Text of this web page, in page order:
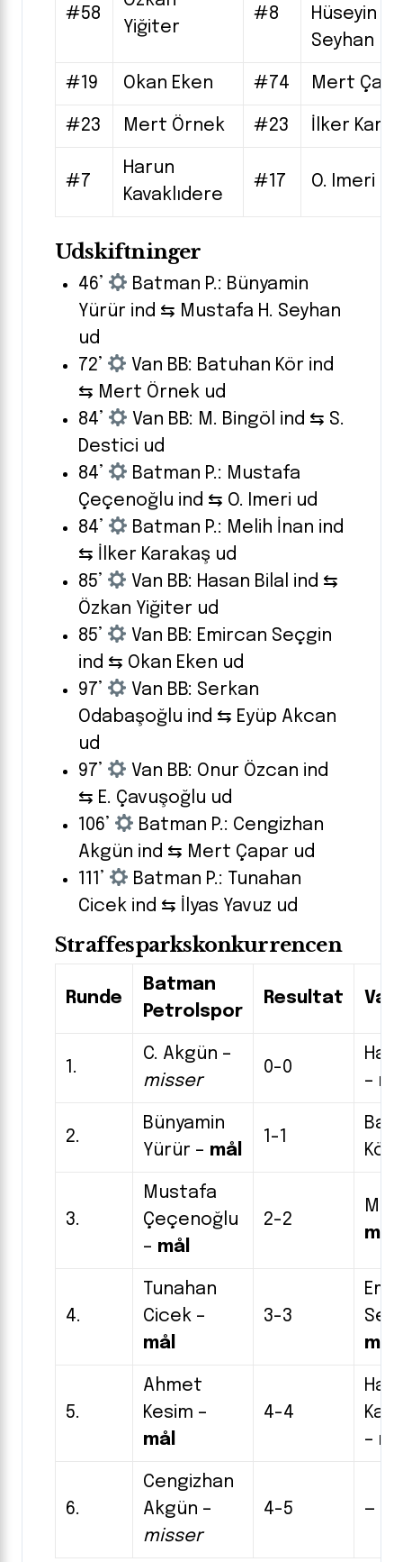
#58
Yiğiter
#8
Hüseyin
Seyhan
#19 Okan Eken #74 Mert
#23 Mert Örnek #23 İlker
#7
Harun
Kavaklıdere
#17 O. Imeri
Udskiftninger
46’
Batman P.: Bünyamin
Yürür ind ⇆ Mustafa H. Seyhan
ud
72’
Van BB: Batuhan Kör ind
⇆ Mert Örnek ud
84’
Van BB: M. Bingöl ind ⇆ S.
Destici ud
84’
Batman P.: Mustafa
Çeçenoğlu ind ⇆ O. Imeri ud
84’
Batman P.: Melih İnan ind
⇆ İlker Karakaş ud
85’
Van BB: Hasan Bilal ind ⇆
Özkan Yiğiter ud
85’
Van BB: Emircan Seçgin
ind ⇆ Okan Eken ud
97’
Van BB: Serkan
Odabaşoğlu ind ⇆ Eyüp Akcan
ud
97’
Van BB: Onur Özcan ind
⇆ E. Çavuşoğlu ud
106’
Batman P.: Cengizhan
Akgün ind ⇆ Mert Çapar ud
111’
Batman P.: Tunahan
Cicek ind ⇆ İlyas Yavuz ud
Straffesparkskonkurrencen
Runde
Batman
Petrolspor
Resultat Van
1.
C. Akgün –
misser
0-0
–
2.
Bünyamin
Yürür – mål
1-1
Kör
3.
Mustafa
Çeçenoğlu
– mål
2-2
M.
mål
4.
Tunahan
Cicek –
mål
3-3
mål
5.
Ahmet
Kesim –
mål
4-4
–
6.
Cengizhan
Akgün –
misser
4-5 —